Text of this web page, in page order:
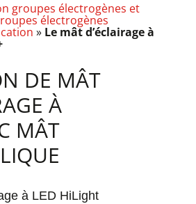
groupes électrogènes et
électrogènes
» Le mât d’éclairage à
DE MÂT
À
MÂT
à LED HiLight